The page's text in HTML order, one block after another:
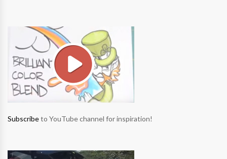
Subscribeto YouTube channel for inspiration!